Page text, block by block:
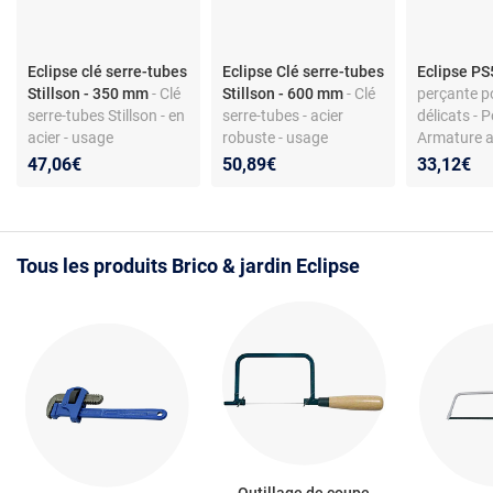
Eclipse clé serre-tubes
Stillson - 350 mm- Clé
serre-tubes Stillson - en
acier - usage
professionnel
47,06€
Eclipse Clé serre-tubes
Stillson - 600 mm- Clé
serre-tubes - acier
robuste - usage
professionnel - modèle
50,89€
Eclipse
perçante
délicats -
Armature
32 TPI
33,12€
Tous les produits Brico & jardin Eclipse